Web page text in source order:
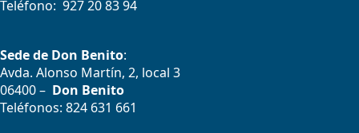
Teléfono: 927 20 83 94
Sede de Don Benito:
Avda. Alonso Martín, 2, local 3
06400 – Don Benito
Teléfonos: 824 631 661